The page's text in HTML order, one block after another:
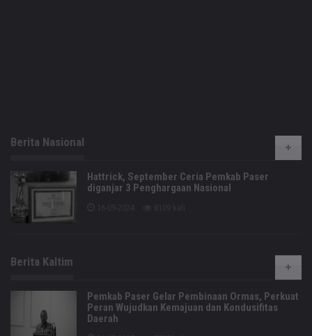
Berita Nasional
Hattrick, September Ceria Pemkab Paser
diganjar 3 Penghargaan Nasional
Berita Kaltim
Pemkab Paser Gelar Pembinaan Ormas, Perkuat
Peran Wujudkan Kemajuan dan Kondusifitas
Daerah